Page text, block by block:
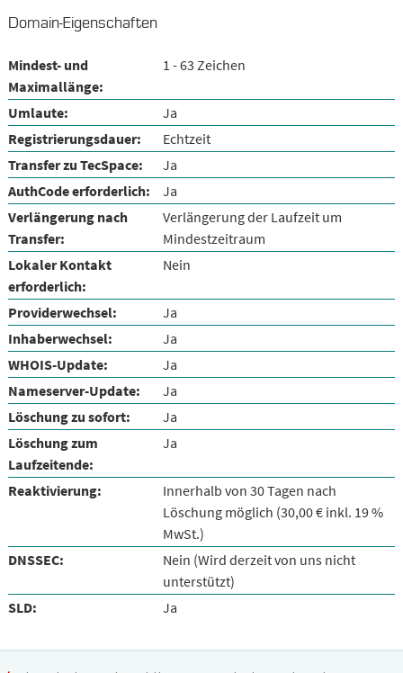
Domain-Eigenschaften
Mindest- und
Maximallänge:
1 - 63 Zeichen
Umlaute:
Ja
Registrierungsdauer:
Echtzeit
Transfer zu TecSpace:
Ja
AuthCode erforderlich:
Ja
Verlängerung nach
Transfer:
Verlängerung der Laufzeit um
Mindestzeitraum
Lokaler Kontakt
erforderlich:
Nein
Providerwechsel:
Ja
Inhaberwechsel:
Ja
WHOIS-Update:
Ja
Nameserver-Update:
Ja
Löschung zu sofort:
Ja
Löschung zum
Laufzeitende:
Ja
Reaktivierung:
Innerhalb von 30 Tagen nach
Löschung möglich (30,00 € inkl. 19 %
MwSt.)
DNSSEC:
Nein (Wird derzeit von uns nicht
unterstützt)
SLD:
Ja